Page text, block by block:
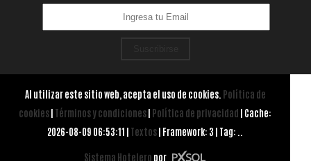
Al utilizar este sitio web, acepta el uso de cookies. Política de
cookies| Términos y condiciones| Política de privacidad | Cache:
2026-08-09 06:53:11 | Textos| Framework: 3 | Tag:
Sistema Hotelero por